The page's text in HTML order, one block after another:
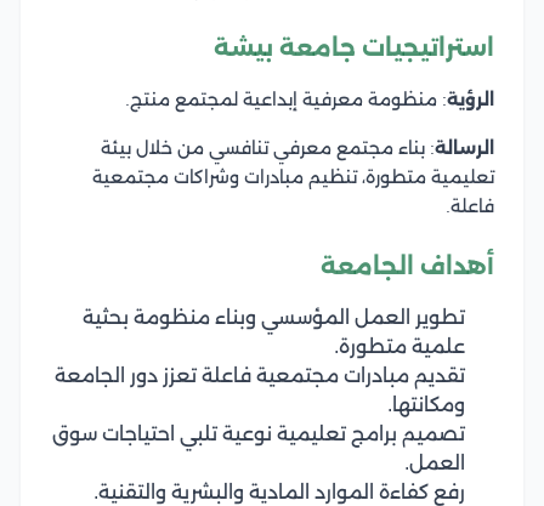
استراتيجيات جامعة بيشة
الرؤية: منظومة معرفية إبداعية لمجتمع منتج.
الرسالة: بناء مجتمع معرفي تنافسي من خلال بيئة
تعليمية متطورة، تنظيم مبادرات وشراكات مجتمعية
فاعلة.
أهداف الجامعة
تطوير العمل المؤسسي وبناء منظومة بحثية
علمية متطورة.
تقديم مبادرات مجتمعية فاعلة تعزز دور الجامعة
ومكانتها.
تصميم برامج تعليمية نوعية تلبي احتياجات سوق
العمل.
رفع كفاءة الموارد المادية والبشرية والتقنية.